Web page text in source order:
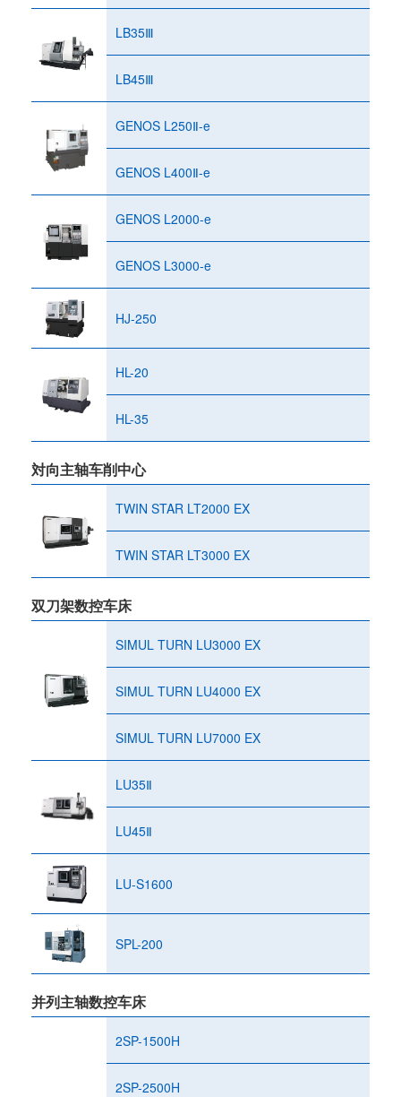
LB35Ⅲ
LB45Ⅲ
GENOS L250Ⅱ-e
GENOS L400Ⅱ-e
GENOS L2000-e
GENOS L3000-e
HJ-250
HL-20
HL-35
対向主轴车削中心
TWIN STAR LT2000 EX
TWIN STAR LT3000 EX
双刀架数控车床
SIMUL TURN LU3000 EX
SIMUL TURN LU4000 EX
SIMUL TURN LU7000 EX
LU35Ⅱ
LU45Ⅱ
LU-S1600
SPL-200
并列主轴数控车床
2SP-1500H
2SP-2500H